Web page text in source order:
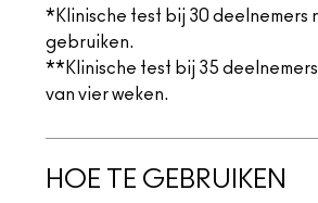
*Klinische test bij 30 deelnemers
gebruiken.
**Klinische test bij 35
van vier weken.
HOE TE GEBRUIKEN